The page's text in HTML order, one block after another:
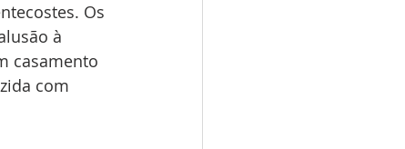
Os
à
casamento
com